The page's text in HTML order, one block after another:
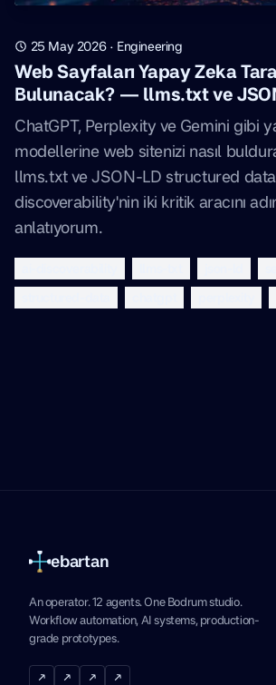
25 May 2026· Engineering
Web Sayfaları Yapay Zeka
Bulunacak? — llms.txt ve
ChatGPT, Perplexity ve Gemini gibi
modellerine web sitenizi nasıl
llms.txt ve JSON-LD structured
discoverability'nin iki kritik aracını
anlatıyorum.
ebartan
An operator. 12 agents. One Bodrum studio.
Workflow automation, AI systems, production-
grade prototypes.
↗ ↗ ↗ ↗